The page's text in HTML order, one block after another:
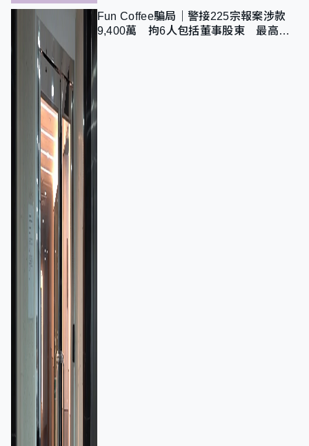
Fun Coffee騙局｜警接225宗報案涉款
9,400萬 拘6人包括董事股東 最高金